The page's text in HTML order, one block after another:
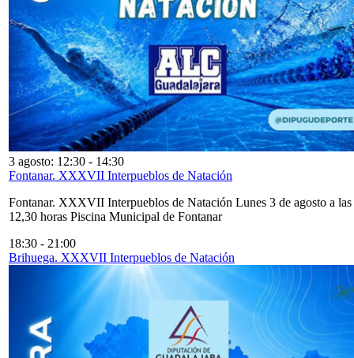
3 agosto: 12:30 - 14:30
Fontanar. XXXVII Interpueblos de Natación
Fontanar. XXXVII Interpueblos de Natación Lunes 3 de agosto a las
12,30 horas Piscina Municipal de Fontanar
18:30 - 21:00
Brihuega. XXXVII Interpueblos de Natación